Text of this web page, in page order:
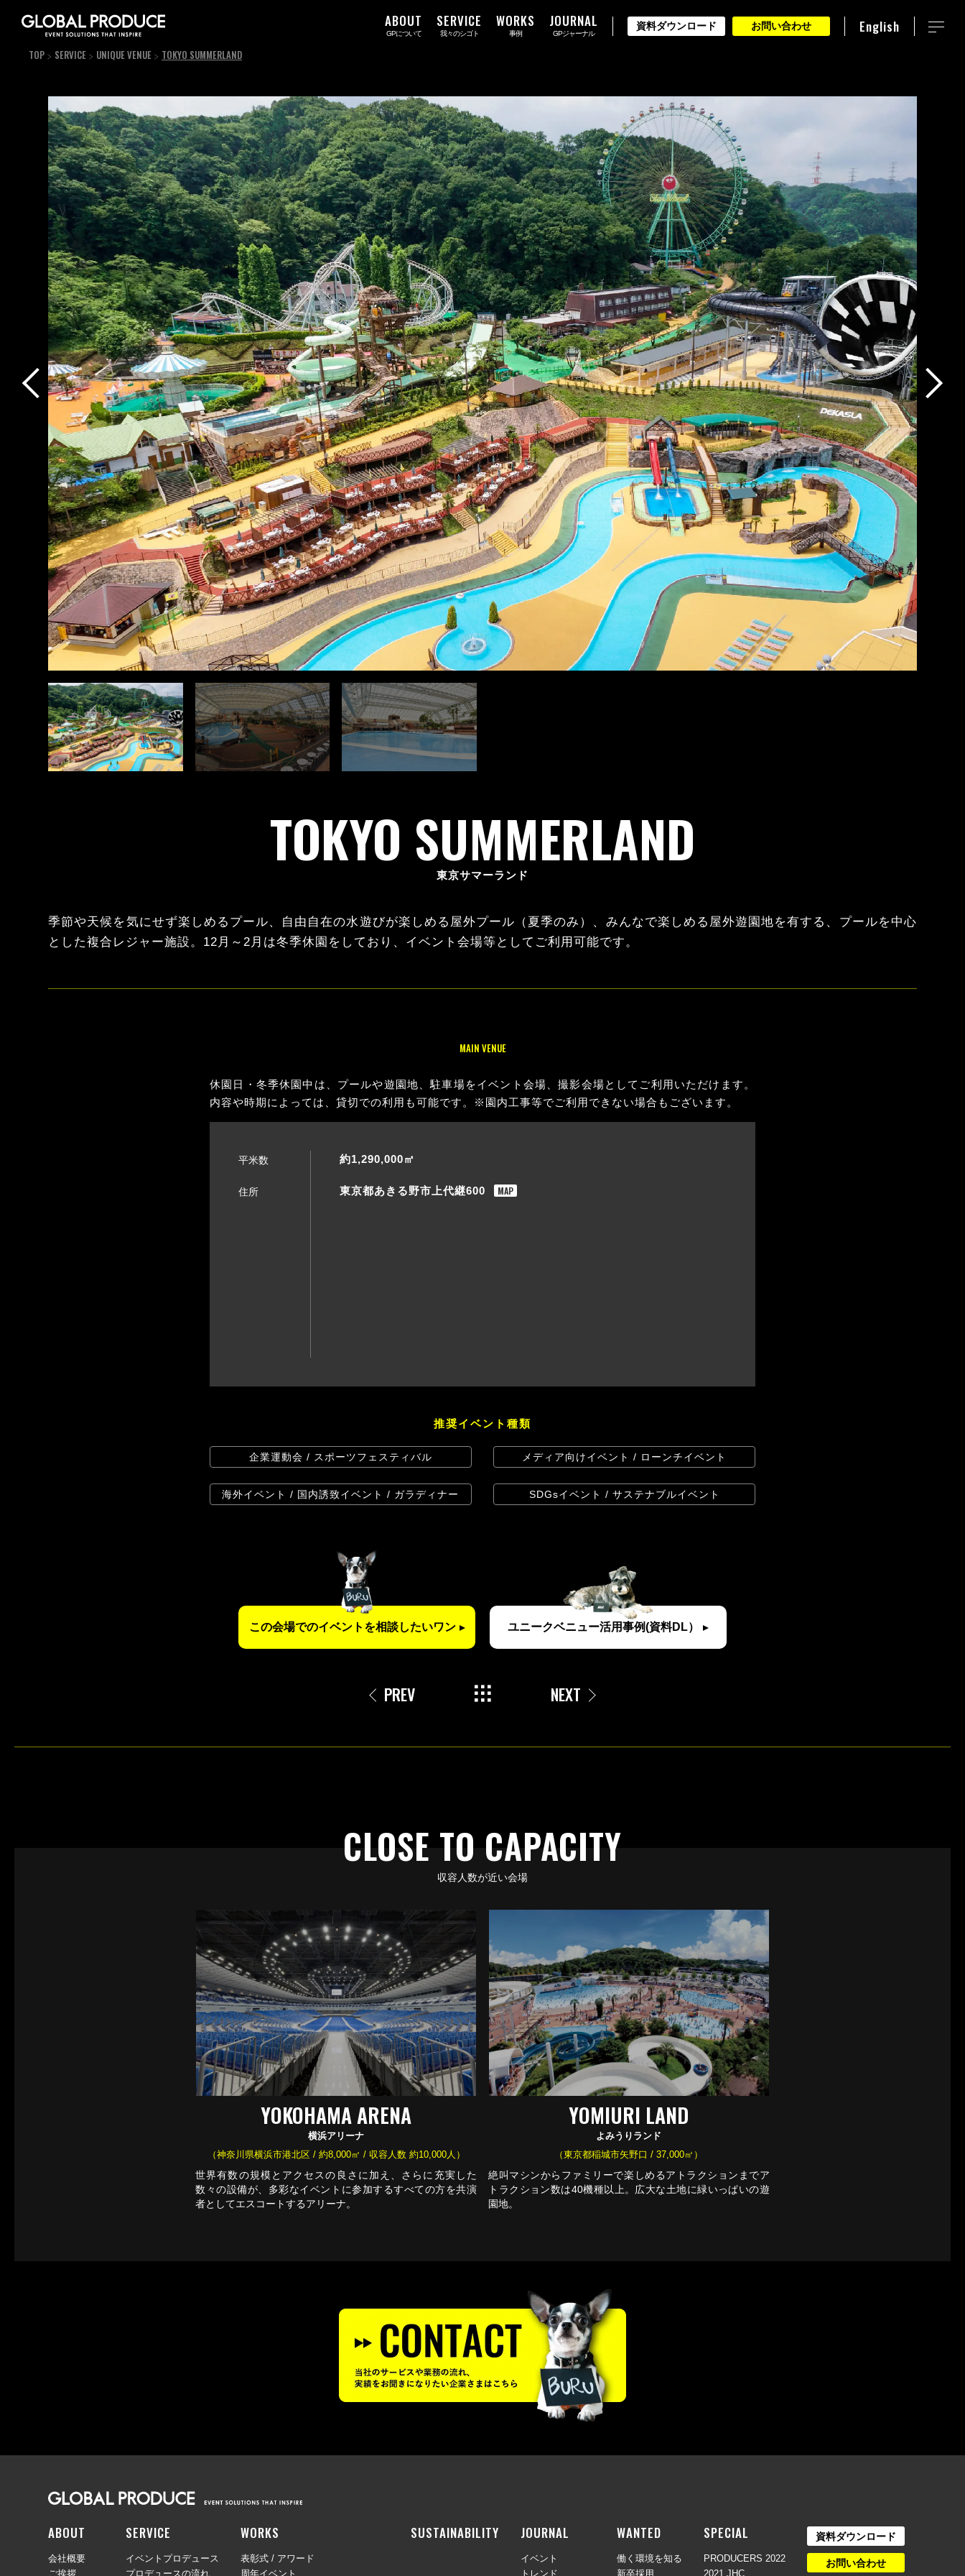
ABOUT
GPについて
SERVICE
我々のシゴト
WORKS
事例
JOURNAL
GPジャーナル
資料ダウンロード お問い合わせ English
TOP SERVICE UNIQUE VENUE TOKYO SUMMERLAND
TOKYO SUMMERLAND
東京サマーランド
季節や天候を気にせず楽しめるプール、自由自在の水遊びが楽しめる屋外プール（夏季のみ）、みんなで楽しめる屋外遊園地を有する、プールを中心
とした複合レジャー施設。12月～2月は冬季休園をしており、イベント会場等としてご利用可能です。
MAIN VENUE
休園日・冬季休園中は、プールや遊園地、駐車場をイベント会場、撮影会場としてご利用いただけます。
内容や時期によっては、貸切での利用も可能です。※園内工事等でご利用できない場合もございます。
平米数 約1,290,000㎡
住所 東京都あきる野市上代継600 MAP
推奨イベント種類
企業運動会 / スポーツフェスティバル メディア向けイベント / ローンチイベント
海外イベント / 国内誘致イベント / ガラディナー SDGsイベント / サステナブルイベント
この会場でのイベントを相談したいワン ユニークベニュー活用事例(資料DL）
PREV NEXT
収容人数が近い会場
CLOSE TO CAPACITY
YOKOHAMA ARENA
横浜アリーナ
（神奈川県横浜市港北区 / 約8,000㎡ / 収容人数 約10,000人）
世界有数の規模とアクセスの良さに加え、さらに充実した
数々の設備が、多彩なイベントに参加するすべての方を共演
者としてエスコートするアリーナ。
YOMIURI LAND
よみうりランド
（東京都稲城市矢野口 / 37,000㎡）
絶叫マシンからファミリーで楽しめるアトラクションまでア
トラクション数は40機種以上。広大な土地に緑いっぱいの遊
園地。
ABOUT
会社概要
ご挨拶
SERVICE
イベントプロデュース
プロデュースの流れ
WORKS
表彰式 / アワード
周年イベント
SUSTAINABILITY JOURNAL
イベント
トレンド
WANTED
働く環境を知る
新卒採用
SPECIAL
PRODUCERS 2022
2021 JHC
資料ダウンロード
お問い合わせ